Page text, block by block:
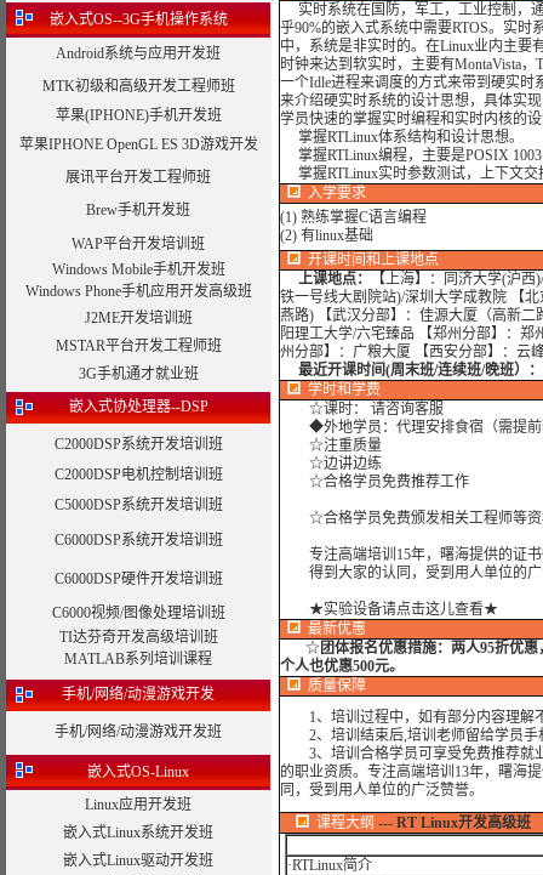
嵌入式OS--3G手机操作系统
Android系统与应用开发班
MTK初级和高级开发工程师班
苹果(IPHONE)手机开发班
苹果IPHONE OpenGL ES 3D游戏开发
展讯平台开发工程师班
Brew手机开发班
WAP平台开发培训班
Windows Mobile手机开发班
Windows Phone手机应用开发高级班
J2ME开发培训班
MSTAR平台开发工程师班
3G手机通才就业班
嵌入式协处理器--DSP
C2000DSP系统开发培训班
C2000DSP电机控制培训班
C5000DSP系统开发培训班
C6000DSP系统开发培训班
C6000DSP硬件开发培训班
C6000视频/图像处理培训班
TI达芬奇开发高级培训班
MATLAB系列培训课程
手机/网络/动漫游戏开发
手机/网络/动漫游戏开发班
嵌入式OS-Linux
Linux应用开发班
嵌入式Linux系统开发班
嵌入式Linux驱动开发班
实时系统在国防，军工，工业控制，
乎90%的嵌入式系统中需要RTOS。实
中，系统是非实时的。在Linux业内主要
时钟来达到软实时，主要有MontaVista
一个Idle进程来调度的方式来带到硬实时
来介绍硬实时系统的设计思想，具体实
学员快速的掌握实时编程和实时内核的
掌握RTLinux体系结构和设计思想。
掌握RTLinux编程，主要是POSIX 1003
掌握RTLinux实时参数测试，上下文
入学要求
(1) 熟练掌握C语言编程
(2) 有linux基础
开课时间和上课地点
上课地点：
【上海】：同济大学(沪
铁一号线大剧院站)/深圳大学成教院 【
燕路) 【武汉分部】：佳源大厦（高新
阳理工大学/六宅臻品 【郑州分部】：
州分部】：广粮大厦 【西安分部】：云
最近开课时间(周末班/连续班/晚班）：
学时和学费
☆课时： 请咨询客服
◆外地学员：代理安排食宿（需提前
☆注重质量
☆边讲边练
☆合格学员免费推荐工作
☆合格学员免费颁发相关工程师等资
专注高端培训15年，曙海提供的证书
得到大家的认同，受到用人单位的广
★实验设备请点击这儿查看★
最新优惠
☆ 团体报名优惠措施： 两人95折优
个人也优惠500元。
质量保障
1、培训过程中，如有部分内容理解
2、培训结束后,培训老师留给学员手
3、培训合格学员可享受免费推荐就
的职业资质。专注高端培训13年，曙海
同，受到用人单位的广泛赞誉。
课程大纲 --- RT Linux开发高级班
·RTLinux简介